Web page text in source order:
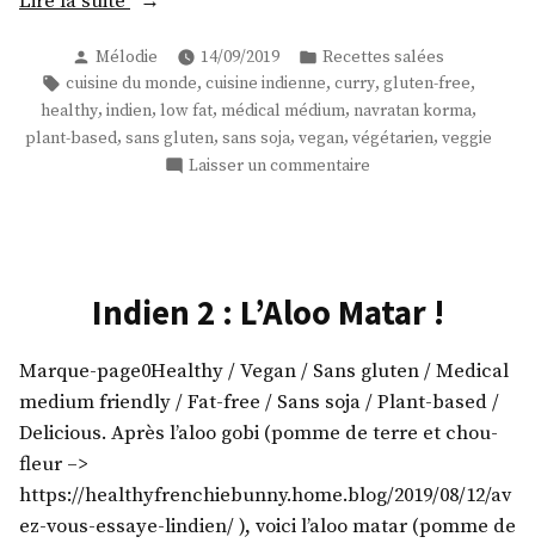
:
du
Navratan
Korma
Publié
par
Mélodie 14/09/2019
Publié
dans
Recettes salées
Étiquettes :
cuisine du monde, cuisine indienne, curry, gluten-free,
healthy, indien, low fat, médical médium, navratan korma,
plant-based, sans gluten, sans soja, vegan, végétarien, veggie
Laisser un commentaire
Korma
Indien 2 : L’Aloo Matar !
Marque-page0Healthy / Vegan / Sans gluten / Medical
medium friendly / Fat-free / Sans soja / Plant-based /
Delicious. Après l’aloo gobi (pomme de terre et chou-
fleur –>
https://healthyfrenchiebunny.home.blog/2019/08/12/av
ez-vous-essaye-lindien/ ), voici l’aloo matar (pomme de